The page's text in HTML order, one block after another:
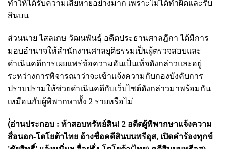
ทำให้ได้รับความเสียหายอย่างมาก เพราะไม่ได้ทำผิดและรับ
สินบน
ส่วนนาย ไสลเกษ วัฒนพันธุ์ อดีตประธานศาลฎีกา ได้มีการ
มอบอำนาจให้สำนักงานศาลยุติธรรมเป็นผู้ตรวจสอบและ
ดำเนินคดีการเผยแพร่ข้อความอันเป็นเท็จดังกล่าวและอยู่
ระหว่างการพิจารณาว่าจะเข้าแจ้งความกับกองบังคับการ
ปราบปรามให้ช่วยดำเนินคดีกับเว็บไซต์ดังกล่าวมาพร้อมกัน
เหมือนกับผู้พิพากษาทั้ง 2 รายหรือไม่
(่อ่านประกอบ : ท้าสอบทรัพย์สิน! 2 อดีตผู้พิพากษาแจ้งความ
สื่อนอก-โตโยต้าไทย อ้างชื่อคดีสินบนพรีอุส, เปิดคำร้องทุกข์